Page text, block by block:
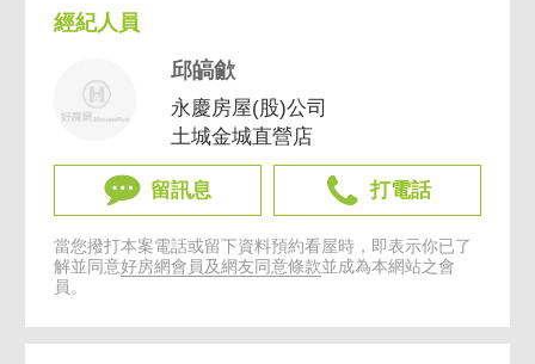
經紀人員
邱皜歈
永慶房屋(股)公司
土城金城直營店
留訊息 打電話
當您撥打本案電話或留下資料預約看屋時，即表示你已了
解並同意好房網會員及網友同意條款並成為本網站之會
員。